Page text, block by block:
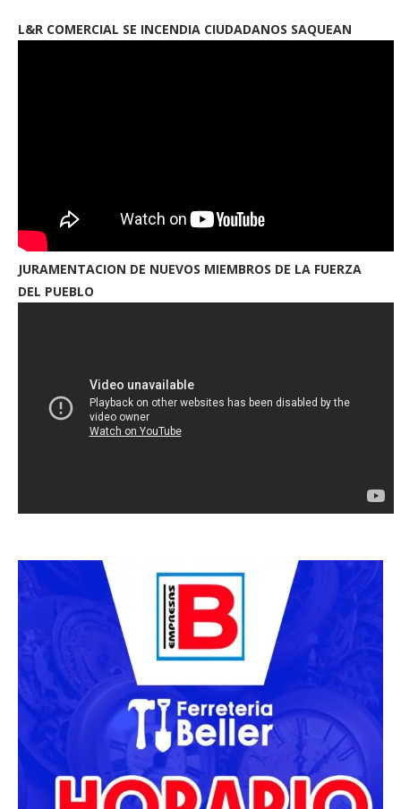
L&R COMERCIAL SE INCENDIA CIUDADANOS SAQUEAN
JURAMENTACION DE NUEVOS MIEMBROS DE LA FUERZA
DEL PUEBLO